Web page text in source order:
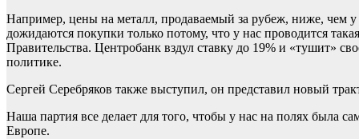
Например, цены на металл, продаваемый за рубеж, ниже, чем у
дожидаются покупки только потому, что у нас проводится
Правительства. Центробанк вздул ставку до 19% и «тушит»
политике.
Сергей Серебряков также выступил, он представил новый
Наша партия все делает для того, чтобы у нас на полях была
Европе.